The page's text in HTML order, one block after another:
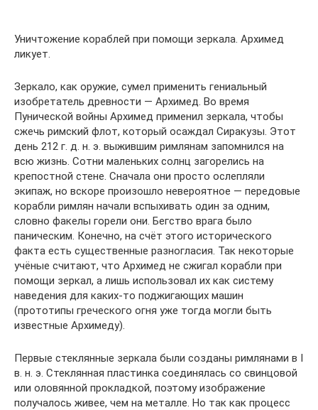
Уничтожение кораблей при помощи зеркала. Архимед
ликует.
Зеркало, как оружие, сумел применить гениальный
изобретатель древности — Архимед. Во время
Пунической войны Архимед применил зеркала, чтобы
сжечь римский флот, который осаждал Сиракузы. Этот
день 212 г. д. н. э. выжившим римлянам запомнился на
всю жизнь. Сотни маленьких солнц загорелись на
крепостной стене. Сначала они просто ослепляли
экипаж, но вскоре произошло невероятное — передовые
корабли римлян начали вспыхивать один за одним,
словно факелы горели они. Бегство врага было
паническим. Конечно, на счёт этого исторического
факта есть существенные разногласия. Так некоторые
учёные считают, что Архимед не сжигал корабли при
помощи зеркал, а лишь использовал их как систему
наведения для каких-то поджигающих машин
(прототипы греческого огня уже тогда могли быть
известные Архимеду).
Первые стеклянные зеркала были созданы римлянами в I
в. н. э. Стеклянная пластинка соединялась со свинцовой
или оловянной прокладкой, поэтому изображение
получалось живее, чем на металле. Но так как процесс